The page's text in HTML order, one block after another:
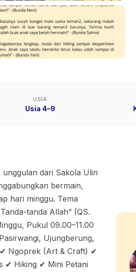
USIA
Usia 4–9
dari Sakola Ulin
kan bermain,
hari minggu. Tema
tanda Allah” (QS.
Pukul 09.00–11.00
Ujungberung,
Ngoprek (Art & Craft) ✔
✔ Hiking ✔ Mini Petani